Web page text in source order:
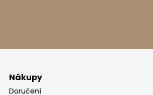
Nákupy
Doručení